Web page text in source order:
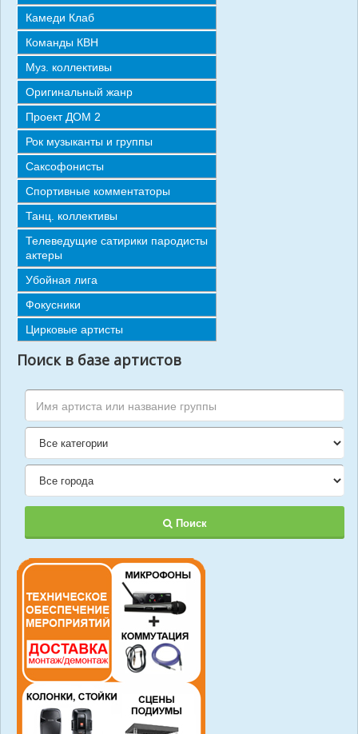
СТАТЬИ
ОТЗЫВЫ
КОНТАКТЫ
Камеди Клаб
Команды КВН
Муз. коллективы
Оригинальный жанр
Проект ДОМ 2
Рок музыканты и группы
Саксофонисты
Спортивные комментаторы
Танц. коллективы
Телеведущие сатирики пародисты
актеры
Убойная лига
Фокусники
Цирковые артисты
Поиск в базе артистов
Поиск